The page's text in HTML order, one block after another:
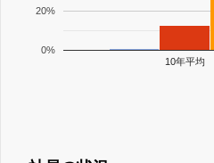
10年平均
0%
20%